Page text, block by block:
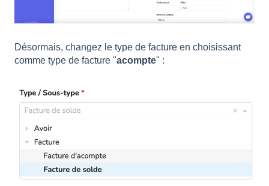
Désormais, changez le type de facture en choisissant
comme type de facture "acompte" :